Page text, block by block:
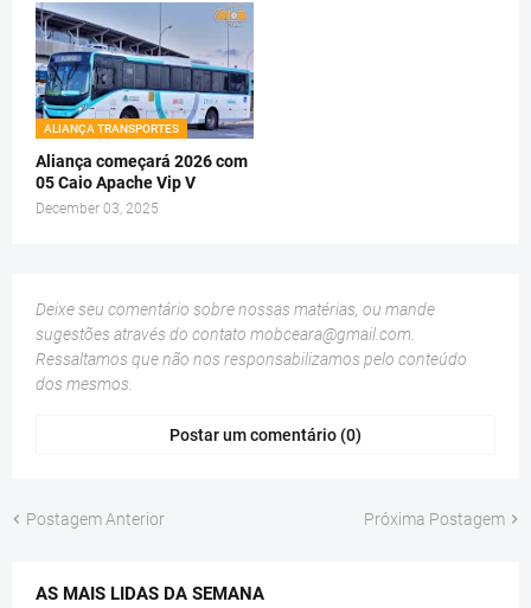
ALIANÇA TRANSPORTES
Aliança começará 2026 com
05 Caio Apache Vip V
December 03, 2025
Deixe seu comentário sobre nossas matérias, ou mande
sugestões através do contato mobceara@gmail.com
Ressaltamos que não nos responsabilizamos pelo conteúdo
dos mesmos.
Postar um comentário (0)
Postagem Anterior Próxima Postagem
AS MAIS LIDAS DA SEMANA